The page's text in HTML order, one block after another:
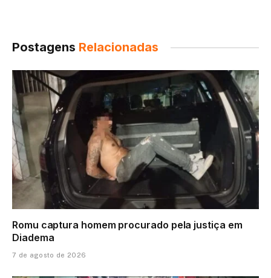
Postagens Relacionadas
Romu captura homem procurado pela justiça em
Diadema
7 de agosto de 2026